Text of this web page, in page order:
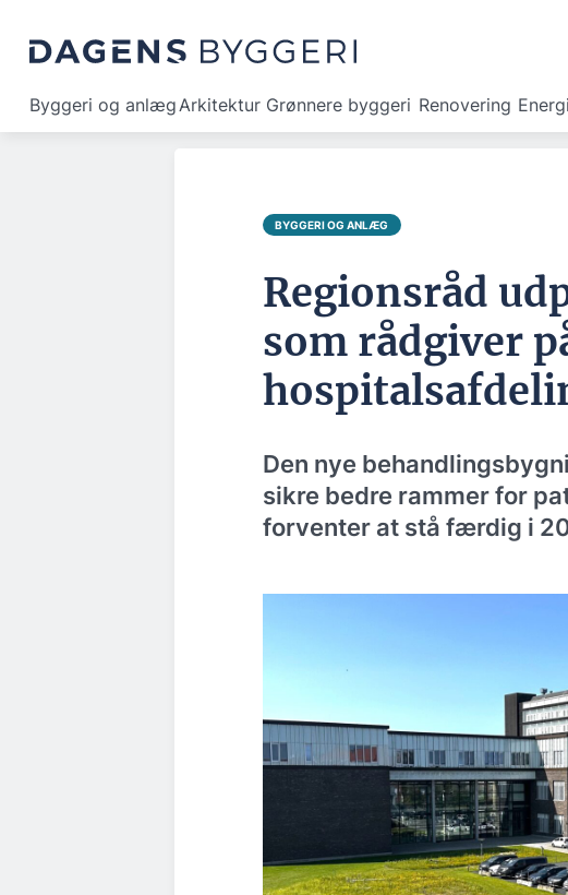
Byggeri og anlægArkitektur Grønnere byggeri Renovering
BYGGERI OG ANLÆG
Regionsråd
som rådgiver
Den nye
sikre bedre rammer for
forventer at stå færdig i